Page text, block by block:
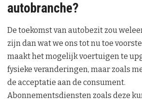
autobranche?
De toekomst van autobezit zou
zijn dan wat we ons tot nu toe
maakt het mogelijk voertuigen te
fysieke veranderingen, maar zoals
de acceptatie aan de consument.
Abonnementsdiensten zoals deze